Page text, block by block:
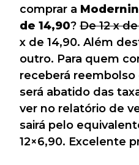
comprar a
de 14,90? De 12 x
x de 14,90. Além
outro. Para quem
receberá
será abatido das
ver no relatório de
sairá pelo
12×6,90. Excelente